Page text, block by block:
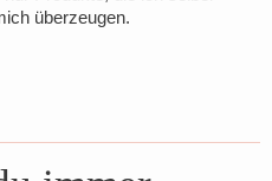
überzeugen.